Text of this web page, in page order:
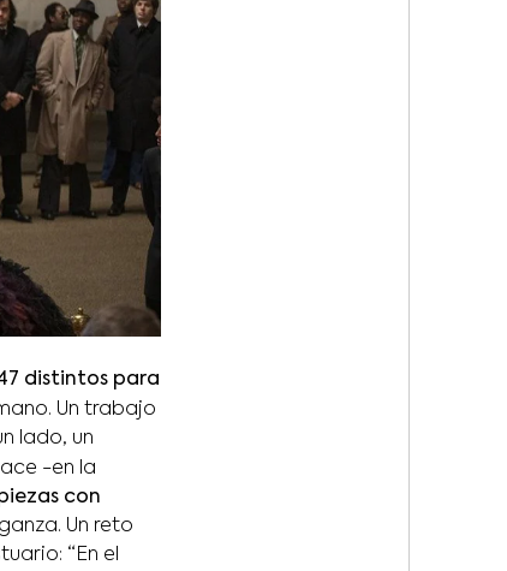
distintos para
Un trabajo
lado, un
-en la
con
Un reto
“En el